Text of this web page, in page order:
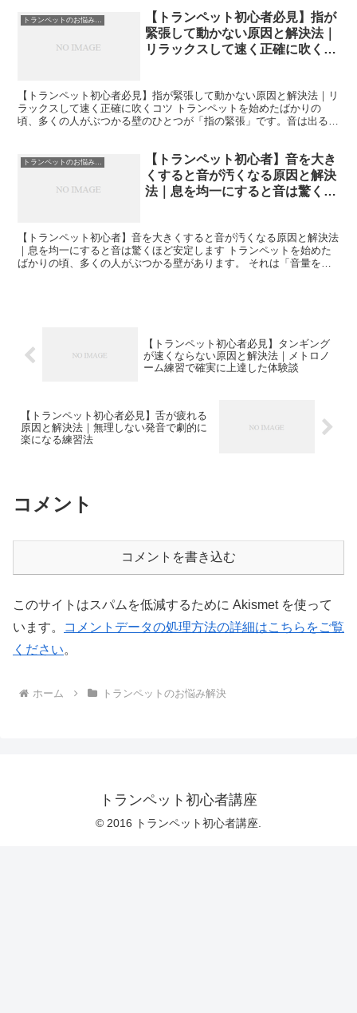
トランペットのお悩み解決
【トランペット初心者必見】指が
緊張して動かない原因と解決法｜
リラックスして速く正確に吹くコ
【トランペット初心者必見】指が緊張して動かない原因と解決法｜リ
ラックスして速く正確に吹くコツ トランペットを始めたばかりの
頃、多くの人がぶつかる壁のひとつが「指の緊張」です。音は出るよ
トランペットのお悩み解決
【トランペット初心者】音を大き
くすると音が汚くなる原因と解決
法｜息を均一にすると音は驚くほ
【トランペット初心者】音を大きくすると音が汚くなる原因と解決法
｜息を均一にすると音は驚くほど安定します トランペットを始めた
ばかりの頃、多くの人がぶつかる壁があります。 それは「音量を上
【トランペット初心者必見】タンギング
が速くならない原因と解決法｜メトロノ
ーム練習で確実に上達した体験談
【トランペット初心者必見】舌が疲れる
原因と解決法｜無理しない発音で劇的に
楽になる練習法
コメント
コメントを書き込む
このサイトはスパムを低減するために Akismet を使って
います。
コメントデータの処理方法の詳細はこちらをご覧
ください。
ホーム トランペットのお悩み解決
トランペット初心者講座
© 2016 トランペット初心者講座.